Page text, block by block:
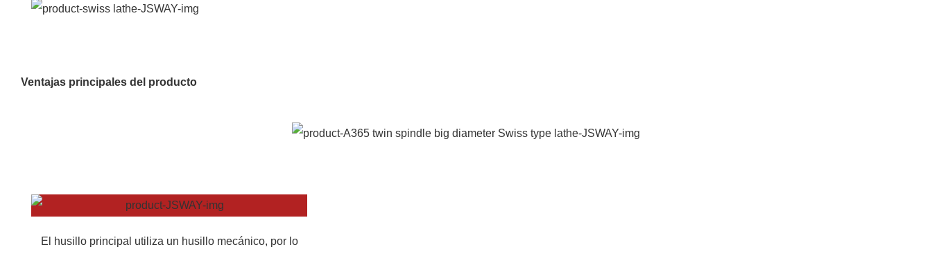
Ventajas principales del producto
El husillo principal utiliza un husillo mecánico, por lo